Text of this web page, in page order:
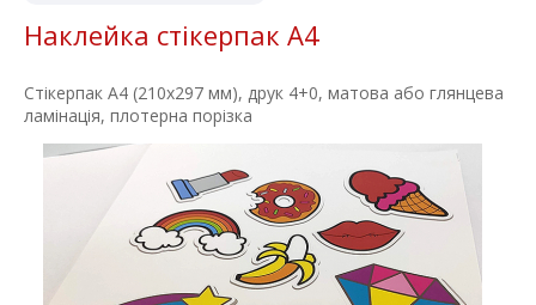
Наклейка стікерпак А4
Стікерпак А4 (210х297 мм), друк 4+0, матова або глянцева
ламінація, плотерна порізка